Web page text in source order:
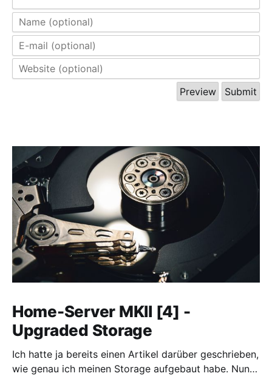
Home-Server MKII [4] -
Upgraded Storage
Ich hatte ja bereits einen Artikel darüber geschrieben,
wie genau ich meinen Storage aufgebaut habe. Nun